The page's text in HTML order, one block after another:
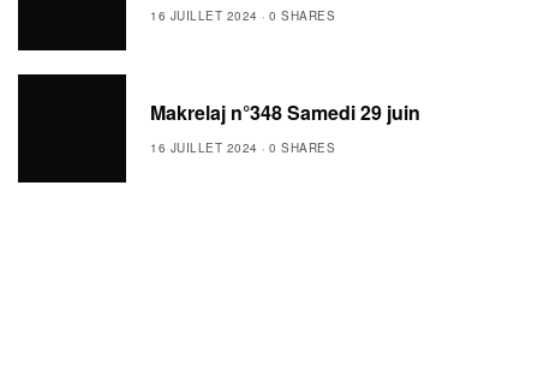
16 JUILLET 2024 0 SHARES
Makrelaj n°348 Samedi 29 juin
16 JUILLET 2024 0 SHARES